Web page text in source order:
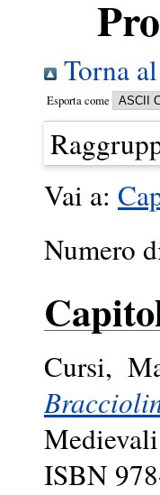
Torna
Esporta come
Vai a:
Numero
Cursi,
ISBN